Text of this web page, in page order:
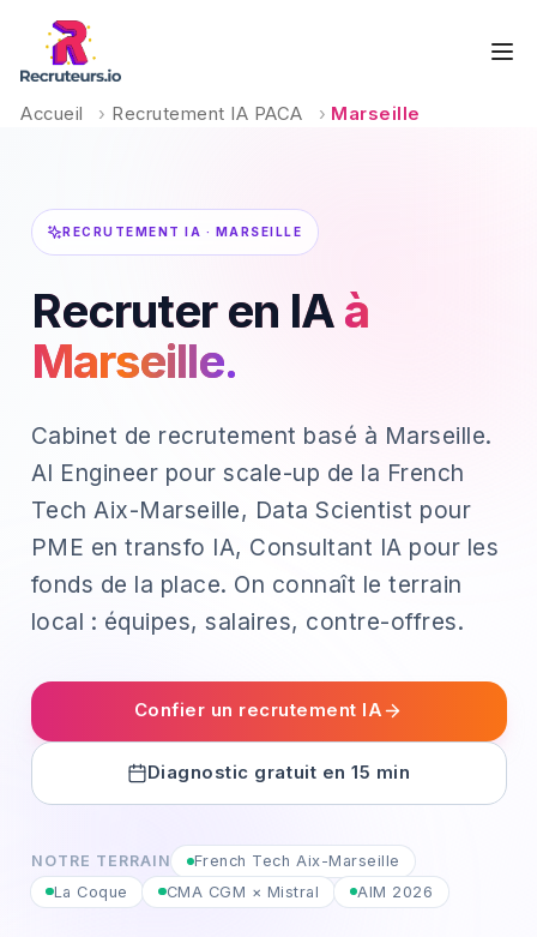
Accueil › Recrutement IA PACA › Marseille
RECRUTEMENT IA · MARSEILLE
Recruter en IAà
Marseille.
Cabinet de recrutement basé à Marseille.
AI Engineer pour scale-up de la French
Tech Aix-Marseille, Data Scientist pour
PME en transfo IA, Consultant IA pour les
fonds de la place. On connaît le terrain
local : équipes, salaires, contre-offres.
Confier un recrutement IA
Diagnostic gratuit en 15 min
NOTRE TERRAIN
French Tech Aix-Marseille
La Coque
CMA CGM × Mistral AIM 2026